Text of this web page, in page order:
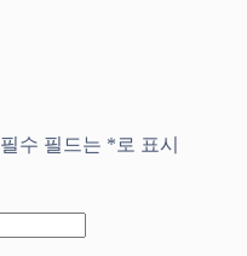
필수 필드는 * 로 표시